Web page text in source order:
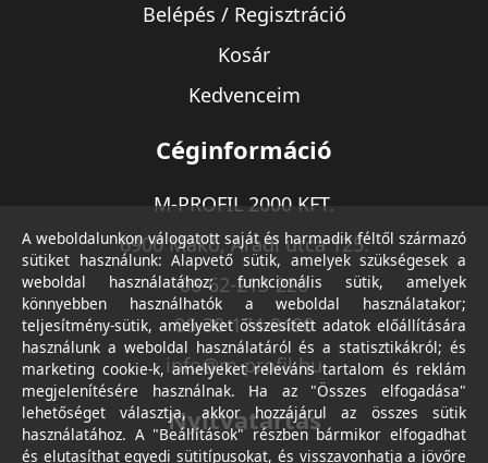
Belépés / Regisztráció
Kosár
Kedvenceim
Céginformáció
M-PROFIL 2000 KFT.
6900 Makó, Aradi utca 125.
06-62-213-220
06-30-174-9490
info@m-profil.hu
Nyitvatartás
A weboldalunkon válogatott saját és harmadik féltől származó
sütiket használunk: Alapvető sütik, amelyek szükségesek a
weboldal használatához; funkcionális sütik, amelyek
könnyebben használhatók a weboldal használatakor;
teljesítmény-sütik, amelyeket összesített adatok előállítására
használunk a weboldal használatáról és a statisztikákról; és
marketing cookie-k, amelyeket releváns tartalom és reklám
megjelenítésére használnak. Ha az "Összes elfogadása"
lehetőséget választja, akkor hozzájárul az összes sütik
használatához. A "Beállítások" részben bármikor elfogadhat
és elutasíthat egyedi sütitípusokat, és visszavonhatja a jövőre